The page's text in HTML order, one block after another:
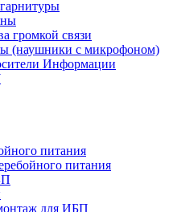
громкой связи
(наушники с микрофоном)
Информации
питания
питания
для ИБП